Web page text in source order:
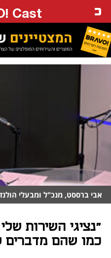
Cast
אבי ברססט, מנכ"ל ומבעלי
"נציגי השירות
כמו שהם